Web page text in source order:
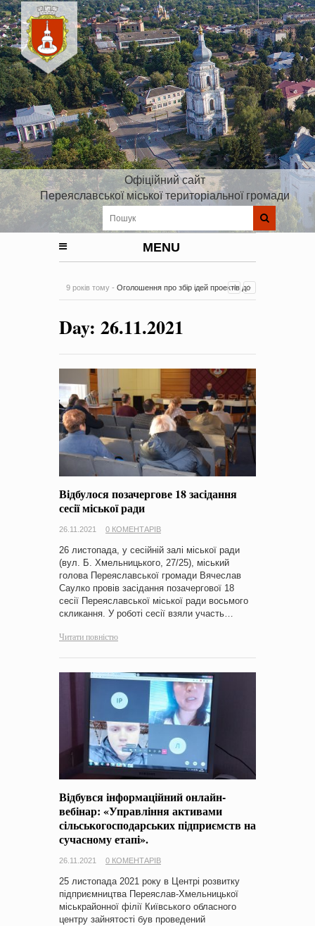
Офіційний сайт
Переяславської міської територіальної громади
MENU
9 років тому - Оголошення про збір ідей проектів до
на період 2018 – 2020 роки Оголошення про збір ідей
проектів
-0 Коментарів
Day: 26.11.2021
Відбулося позачергове 18 засідання
сесії міської ради
26.11.2021 0 КОМЕНТАРІВ
26 листопада, у сесійній залі міської ради
(вул. Б. Хмельницького, 27/25), міський
голова Переяславської громади Вячеслав
Саулко провів засідання позачергової 18
сесії Переяславської міської ради восьмого
скликання. У роботі сесії взяли участь…
Читати повністю
Відбувся інформаційний онлайн-
вебінар: «Управління активами
сільськогосподарських підприємств на
сучасному етапі».
26.11.2021 0 КОМЕНТАРІВ
25 листопада 2021 року в Центрі розвитку
підприємництва Переяслав-Хмельницької
міськрайонної філії Київського обласного
центру зайнятості був проведений